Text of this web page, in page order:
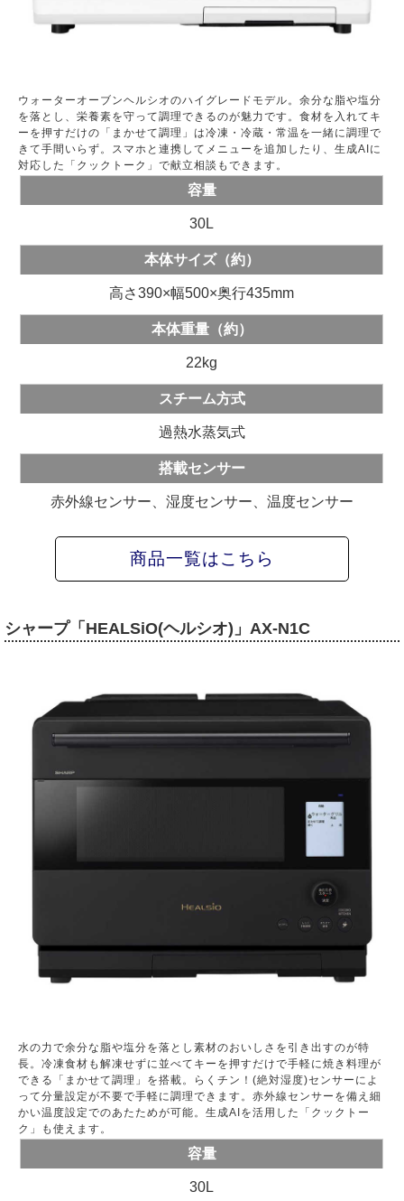
ウォーターオーブンヘルシオのハイグレードモデル。余分な脂や塩分
を落とし、栄養素を守って調理できるのが魅力です。食材を入れてキ
ーを押すだけの「まかせて調理」は冷凍・冷蔵・常温を一緒に調理で
きて手間いらず。スマホと連携してメニューを追加したり、生成AIに
対応した「クックトーク」で献立相談もできます。
容量
30L
本体サイズ（約）
高さ390×幅500×奥行435mm
本体重量（約）
22kg
スチーム方式
過熱水蒸気式
搭載センサー
赤外線センサー、湿度センサー、温度センサー
商品一覧はこちら
シャープ「HEALSiO(ヘルシオ)」AX-N1C
水の力で余分な脂や塩分を落とし素材のおいしさを引き出すのが特
長。冷凍食材も解凍せずに並べてキーを押すだけで手軽に焼き料理が
できる「まかせて調理」を搭載。らくチン！(絶対湿度)センサーによ
って分量設定が不要で手軽に調理できます。赤外線センサーを備え細
かい温度設定でのあたためが可能。生成AIを活用した「クックトー
ク」も使えます。
容量
30L